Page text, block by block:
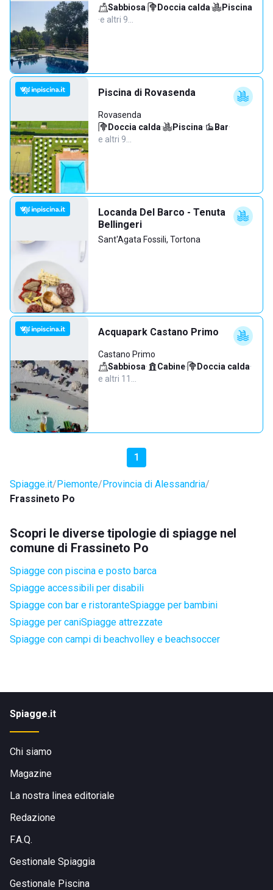
Sabbiosa· Doccia calda·
Piscina
·e altri 9…
Piscina di Rovasenda
Rovasenda
Doccia calda· Piscina· Bar·
e altri 9…
Locanda Del Barco - Tenuta
Bellingeri
Sant'Agata Fossili, Tortona
Acquapark Castano Primo
Castano Primo
Sabbiosa· Cabine· Doccia calda·
e altri 11…
1
Spiagge.it Piemonte Provincia di Alessandria
Frassineto Po
Scopri le diverse tipologie di spiagge nel
comune di Frassineto Po
Spiagge con piscina e posto barca
Spiagge accessibili per disabili
Spiagge con bar e ristoranteSpiagge per bambini
Spiagge per caniSpiagge attrezzate
Spiagge con campi di beachvolley e beachsoccer
Spiagge.it
Chi siamo
Magazine
La nostra linea editoriale
Redazione
F.A.Q.
Gestionale Spiaggia
Gestionale Piscina